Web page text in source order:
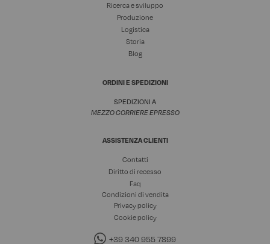
Ricerca e sviluppo
Produzione
Logistica
Storia
Blog
ORDINI E SPEDIZIONI
SPEDIZIONI A
MEZZO CORRIERE EPRESSO
ASSISTENZA CLIENTI
Contatti
Diritto di recesso
Faq
Condizioni di vendita
Privacy policy
Cookie policy
+39 340 955 7899